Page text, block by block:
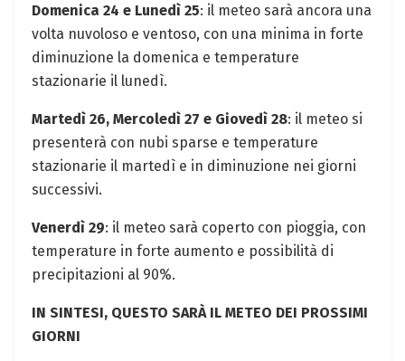
Domenica 24 e Lunedì 25: il meteo sarà ancora una
volta nuvoloso e ventoso, con una minima in forte
diminuzione la domenica e temperature
stazionarie il lunedì.
Martedì 26, Mercoledì 27 e Giovedì 28: il meteo si
presenterà con nubi sparse e temperature
stazionarie il martedì e in diminuzione nei giorni
successivi.
Venerdì 29: il meteo sarà coperto con pioggia, con
temperature in forte aumento e possibilità di
precipitazioni al 90%.
IN SINTESI, QUESTO SARÀ IL METEO DEI PROSSIMI
GIORNI